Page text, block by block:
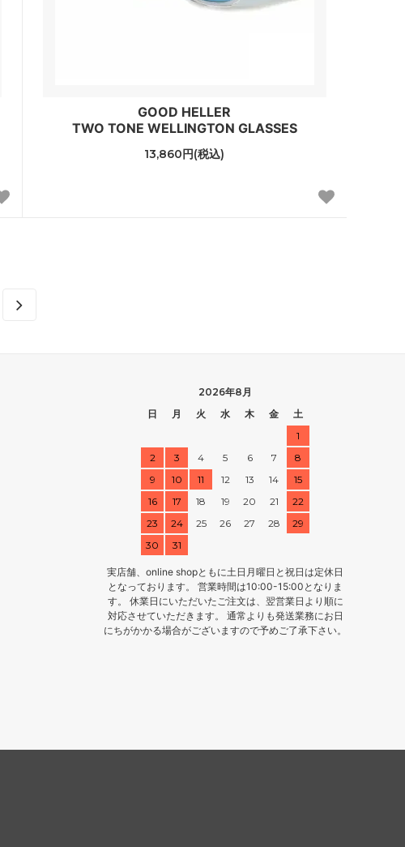
GOOD HELLER
TWO TONE WELLINGTON GLASSES
13,860円(税込)
2026年8月
日
月 火 水 木 金
土
1
2
3 4 5 6 7
8
9
10 11 12 13 14
15
16
17 18 19 20 21
22
23
24 25 26 27 28
29
30
31
実店舗、online shopともに土日月曜日と祝日は定休日
となっております。 営業時間は10:00-15:00となりま
す。 休業日にいただいたご注文は、翌営業日より順に
対応させていただきます。 通常よりも発送業務にお日
にちがかかる場合がございますので予めご了承下さい。